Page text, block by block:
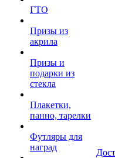
ГТО
Призы из
акрила
Призы и
подарки из
стекла
Плакетки,
панно, тарелки
Футляры для
наград